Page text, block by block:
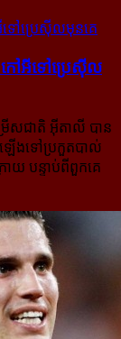
ៅអី​ទៅ​ប្រេស៊ីល​
សជាតិ អ៊ីតាលី បាន
ឡើងទៅប្រកួតបាល់
ោយ បន្ទាប់ពីពួក​គេ​